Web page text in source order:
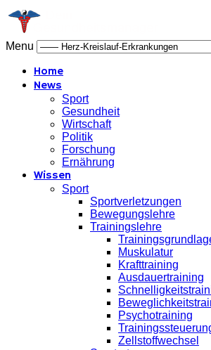
Menu
Home
News
Sport
Gesundheit
Wirtschaft
Politik
Forschung
Ernährung
Wissen
Sport
Sportverletzungen
Bewegungslehre
Trainingslehre
Muskulatur
Krafttraining
Ausdauertraining
Psychotraining
Zellstoffwechsel